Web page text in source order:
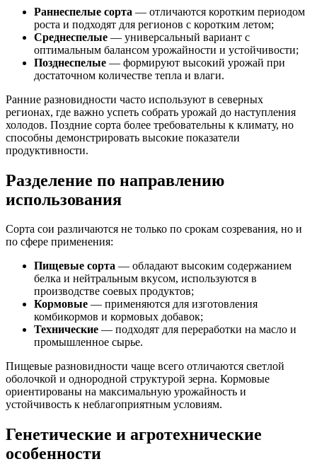
Раннеспелые сорта — отличаются коротким периодом
роста и подходят для регионов с коротким летом;
Среднеспелые — универсальный вариант с
оптимальным балансом урожайности и устойчивости;
Позднеспелые — формируют высокий урожай при
достаточном количестве тепла и влаги.
Ранние разновидности часто используют в северных
регионах, где важно успеть собрать урожай до наступления
холодов. Поздние сорта более требовательны к климату, но
способны демонстрировать высокие показатели
продуктивности.
Разделение по направлению
использования
Сорта сои различаются не только по срокам созревания, но и
по сфере применения:
Пищевые сорта — обладают высоким содержанием
белка и нейтральным вкусом, используются в
производстве соевых продуктов;
Кормовые — применяются для изготовления
комбикормов и кормовых добавок;
Технические — подходят для переработки на масло и
промышленное сырье.
Пищевые разновидности чаще всего отличаются светлой
оболочкой и однородной структурой зерна. Кормовые
ориентированы на максимальную урожайность и
устойчивость к неблагоприятным условиям.
Генетические и агротехнические
особенности